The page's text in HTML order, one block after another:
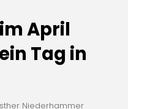
im April
Tag in
Niederhammer